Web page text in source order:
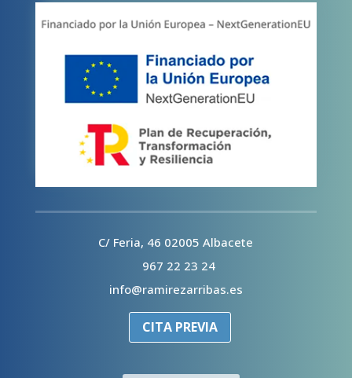
C/ Feria, 46 02005 Albacete
967 22 23 24
info@ramirezarribas.es
CITA PREVIA